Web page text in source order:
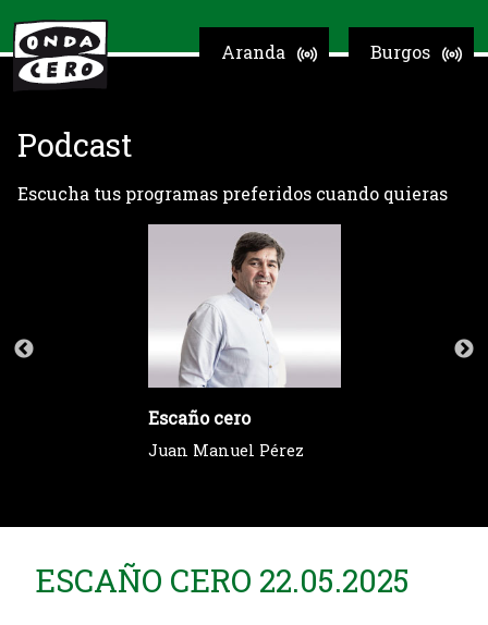
Burgos
Aranda
Podcast
Escucha tus programas preferidos cuando quieras
Escaño cero
Juan Manuel Pérez
ESCAÑO CERO 22.05.2025